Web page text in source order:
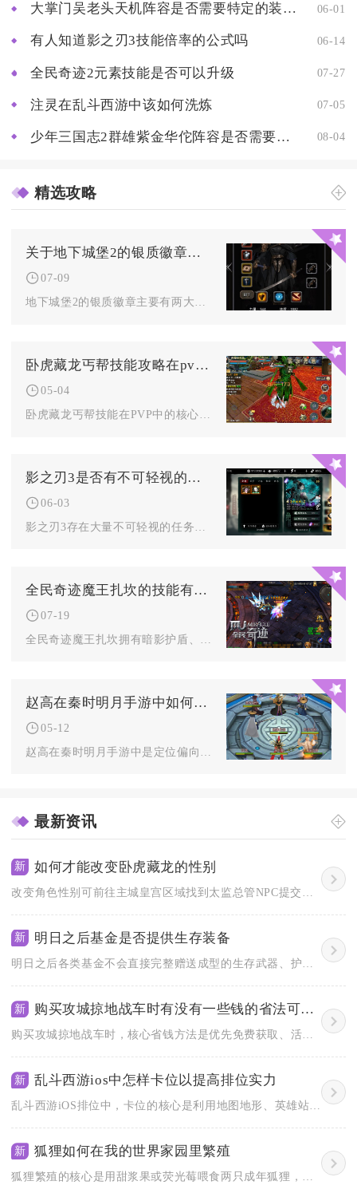
大掌门吴老头天机阵容是否需要特定的装备和宝物 06-01
有人知道影之刃3技能倍率的公式吗 06-14
全民奇迹2元素技能是否可以升级 07-27
注灵在乱斗西游中该如何洗炼 07-05
少年三国志2群雄紫金华佗阵容是否需要其他辅助武将来发挥优势 08-04
精选攻略
关于地下城堡2的银质徽章用途如何
07-09
地下城堡2的银质徽章主要有两大核心用途，一是交付给庇护之地大...
卧虎藏龙丐帮技能攻略在pvp中有何作用
05-04
卧虎藏龙丐帮技能在PVP中的核心作用是通过强控链衔接高爆发输...
影之刃3是否有不可轻视的任务
06-03
影之刃3存在大量不可轻视的任务，这类任务并非单纯奖励资源，更...
全民奇迹魔王扎坎的技能有何特效
07-19
赵高在秦时明月手游中如何培养
05-12
最新资讯
新 如何才能改变卧虎藏龙的性别
新 明日之后基金是否提供生存装备
新 购买攻城掠地战车时有没有一些钱的省法可以分享
新 乱斗西游ios中怎样卡位以提高排位实力
新 狐狸如何在我的世界家园里繁殖
狐狸繁殖的核心是用甜浆果或荧光莓喂食两只成年狐狸，触发繁殖模...